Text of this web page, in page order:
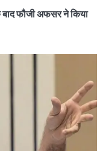
बाद फौजी अफसर ने किया